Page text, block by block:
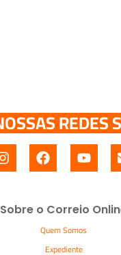
REDES
Sobre o Correio
Quem Somos
Expediente